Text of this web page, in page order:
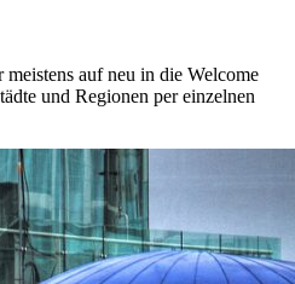
auf neu in die Welcome
und Regionen per einzelnen